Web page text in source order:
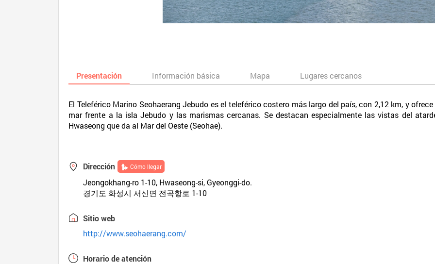
Presentación Información básica Mapa Lugares cercanos
El Teleférico Marino Seohaerang Jebudo es el teleférico costero más largo del país, con 2,12 km, y
mar frente a la isla Jebudo y las marismas cercanas. Se destacan especialmente las vistas del
Hwaseong que da al Mar del Oeste (Seohae).
Dirección Cómo llegar
Jeongokhang-ro 1-10, Hwaseong-si, Gyeonggi-do.
경기도 화성시 서신면 전곡항로 1-10
Sitio web
http://www.seohaerang.com/
Horario de atención